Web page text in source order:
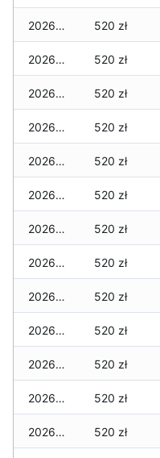
2026-03-13 520 zł
2026-03-12 520 zł
2026-03-11 520 zł
2026-03-10 520 zł
2026-03-09 520 zł
2026-03-08 520 zł
2026-03-07 520 zł
2026-03-06 520 zł
2026-03-05 520 zł
2026-03-04 520 zł
2026-03-03 520 zł
2026-03-02 520 zł
2026-03-01 520 zł